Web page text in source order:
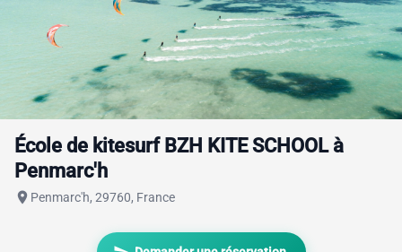
École de kitesurf BZH KITE SCHOOL à
Penmarc'h
place Penmarc'h, 29760, France